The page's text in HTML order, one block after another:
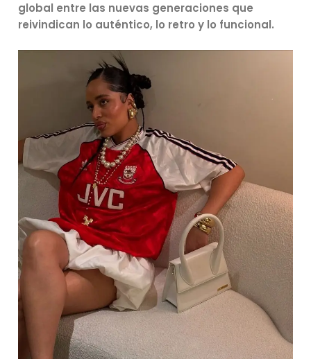
global entre las nuevas generaciones que
reivindican lo auténtico, lo retro y lo funcional.